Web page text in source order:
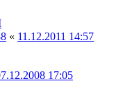
« 11.12.2011 14:57
17:05